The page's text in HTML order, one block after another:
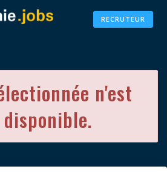
RECRUTEUR
n'est
disponible.